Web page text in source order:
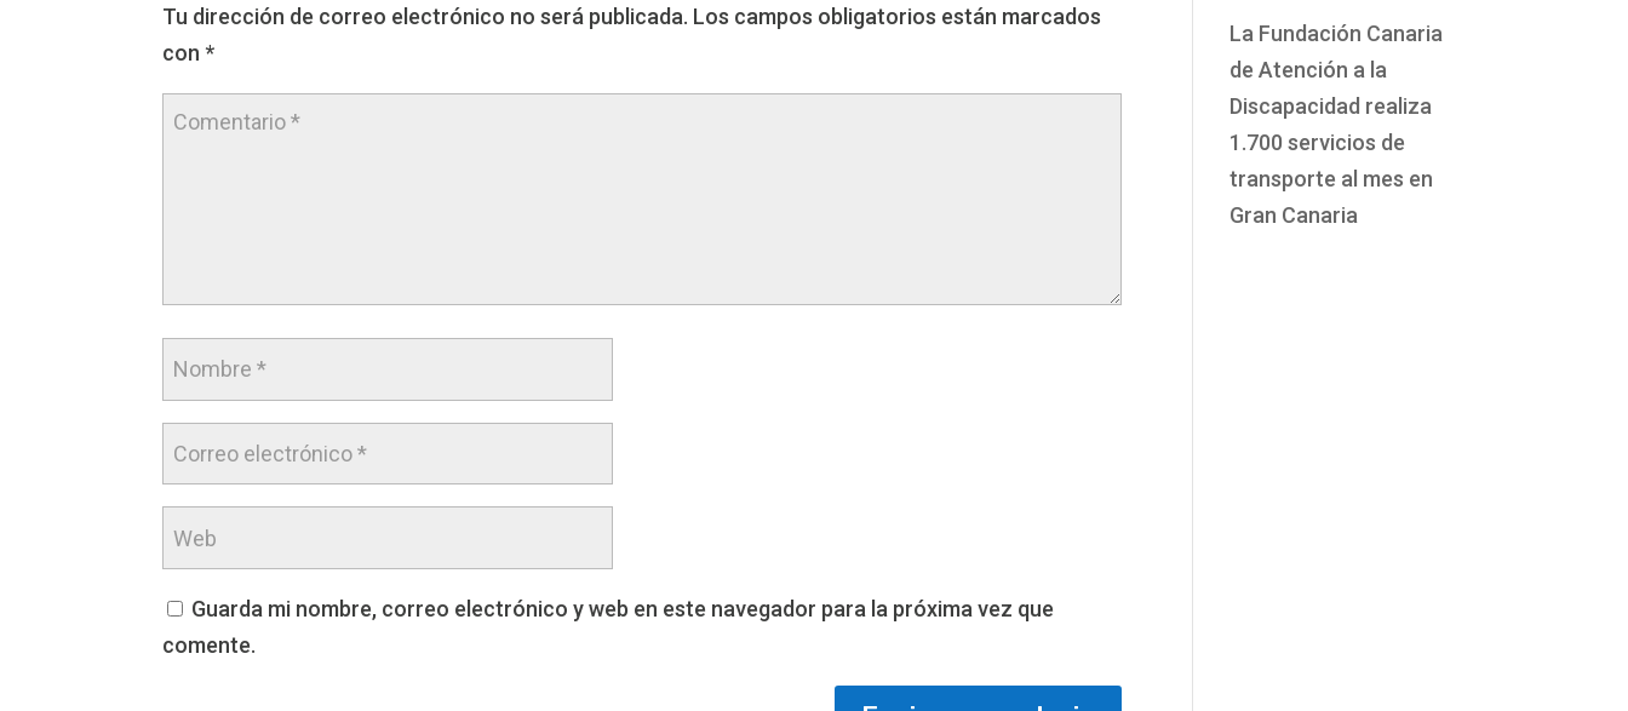
Tu dirección de correo electrónico no será publicada. Los campos obligatorios están marcados
con *
Guarda mi nombre, correo electrónico y web en este navegador para la próxima vez que
comente.
La Fundación Canaria
de Atención a la
Discapacidad realiza
1.700 servicios de
transporte al mes en
Gran Canaria